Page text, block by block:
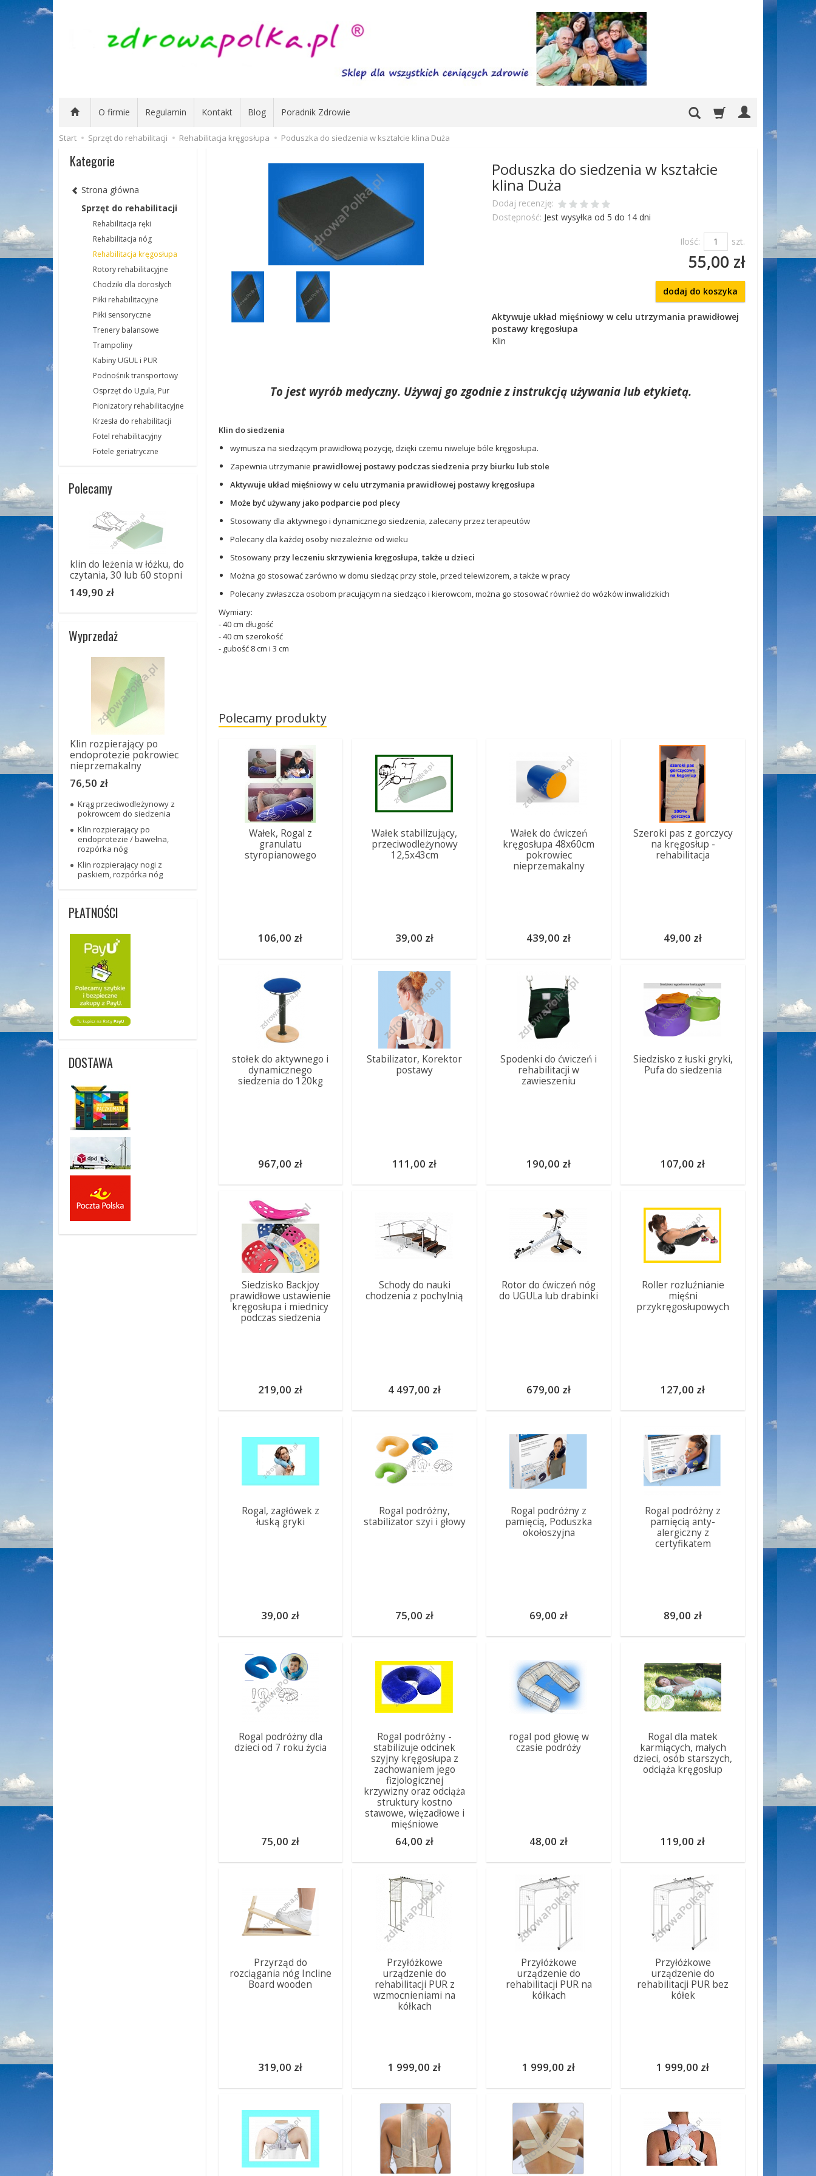
O firmie Regulamin Kontakt Blog Poradnik Zdrowie
Start Sprzęt do rehabilitacji Rehabilitacja kręgosłupa Poduszka do siedzenia w kształcie klina Duża
Poduszka do siedzenia w kształcie
klina Duża
Dodaj recenzję:
Dostępność: Jest wysyłka od 5 do 14 dni
Ilość: szt.
55,00 zł
dodaj do koszyka
Aktywuje układ mięśniowy w celu utrzymania prawidłowej
postawy kręgosłupa
Klin
To jest wyrób medyczny. Używaj go zgodnie z instrukcją używania lub etykietą.
Klin do siedzenia
wymusza na siedzącym prawidłową pozycję, dzięki czemu niweluje bóle kręgosłupa.
Zapewnia utrzymanie prawidłowej postawy podczas siedzenia przy biurku lub stole
Aktywuje układ mięśniowy w celu utrzymania prawidłowej postawy kręgosłupa
Może być używany jako podparcie pod plecy
Stosowany dla aktywnego i dynamicznego siedzenia, zalecany przez terapeutów
Polecany dla każdej osoby niezależnie od wieku
Stosowany przy leczeniu skrzywienia kręgosłupa, także u dzieci
Można go stosować zarówno w domu siedząc przy stole, przed telewizorem, a także w pracy
Polecany zwłaszcza osobom pracującym na siedząco i kierowcom, można go stosować również do wózków inwalidzkich
Wymiary:
- 40 cm długość
- 40 cm szerokość
- gubość 8 cm i 3 cm
Polecamy produkty
Wałek, Rogal z
granulatu
styropianowego
106,00 zł
Wałek stabilizujący,
przeciwodleżynowy
12,5x43cm
39,00 zł
Wałek do ćwiczeń
kręgosłupa 48x60cm
pokrowiec
nieprzemakalny
439,00 zł
Szeroki pas z gorczycy
na kręgosłup -
rehabilitacja
49,00 zł
stołek do aktywnego i
dynamicznego
siedzenia do 120kg
967,00 zł
Stabilizator, Korektor
postawy
111,00 zł
Spodenki do ćwiczeń i
rehabilitacji w
zawieszeniu
190,00 zł
Siedzisko z łuski gryki,
Pufa do siedzenia
107,00 zł
Siedzisko Backjoy
prawidłowe ustawienie
kręgosłupa i miednicy
podczas siedzenia
219,00 zł
Schody do nauki
chodzenia z pochylnią
4 497,00 zł
Rotor do ćwiczeń nóg
do UGULa lub drabinki
679,00 zł
Roller rozluźnianie
mięśni
przykręgosłupowych
127,00 zł
Rogal, zagłówek z
łuską gryki
39,00 zł
Rogal podróżny,
stabilizator szyi i głowy
75,00 zł
Rogal podróżny z
pamięcią, Poduszka
okołoszyjna
69,00 zł
Rogal podróżny z
pamięcią anty-
alergiczny z
certyfikatem
89,00 zł
Rogal podróżny dla
dzieci od 7 roku życia
75,00 zł
Rogal podróżny -
stabilizuje odcinek
szyjny kręgosłupa z
zachowaniem jego
fizjologicznej
krzywizny oraz odciąża
struktury kostno
stawowe, więzadłowe i
mięśniowe
64,00 zł
rogal pod głowę w
czasie podróży
48,00 zł
Rogal dla matek
karmiących, małych
dzieci, osób starszych,
odciąża kręgosłup
119,00 zł
Przyrząd do
rozciągania nóg Incline
Board wooden
319,00 zł
Przyłóżkowe
urządzenie do
rehabilitacji PUR z
wzmocnieniami na
kółkach
1 999,00 zł
Przyłóżkowe
urządzenie do
rehabilitacji PUR na
kółkach
1 999,00 zł
Przyłóżkowe
urządzenie do
rehabilitacji PUR bez
kółek
1 999,00 zł
Kategorie
Strona główna
Sprzęt do rehabilitacji
Rehabilitacja ręki
Rehabilitacja nóg
Rehabilitacja kręgosłupa
Rotory rehabilitacyjne
Chodziki dla dorosłych
Piłki rehabilitacyjne
Piłki sensoryczne
Trenery balansowe
Trampoliny
Kabiny UGUL i PUR
Podnośnik transportowy
Osprzęt do Ugula, Pur
Pionizatory rehabilitacyjne
Krzesła do rehabilitacji
Fotel rehabilitacyjny
Fotele geriatryczne
Polecamy
klin do leżenia w łóżku, do
czytania, 30 lub 60 stopni
149,90 zł
Wyprzedaż
Klin rozpierający po
endoprotezie pokrowiec
nieprzemakalny
76,50 zł
Krąg przeciwodleżynowy z
pokrowcem do siedzenia
Klin rozpierający po
endoprotezie / bawełna,
rozpórka nóg
Klin rozpierający nogi z
paskiem, rozpórka nóg
PŁATNOŚCI
DOSTAWA